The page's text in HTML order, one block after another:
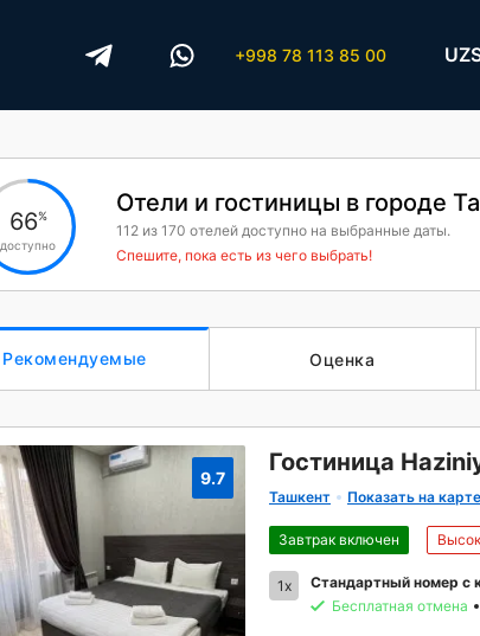
+998 78 113 85 00
66%
доступно
Отели и гостиницы в городе
112 из 170 отелей доступно на выбранные даты.
Спешите, пока есть из чего выбрать!
Рекомендуемые Оценка
9.7
Гостиница
Ташкент Показать на карте
Завтрак включен
1x
Стандартный номер с
Бесплатная отмена